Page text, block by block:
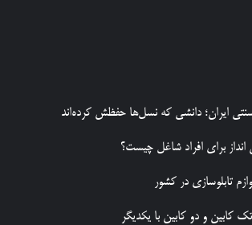
ایران؛ دانشی که نسل‌ها حفظش کرده‌اند
برای افراد شاغل چیست؟
تابلوسازی در کشور
کابین و دو کابین با یکدیگر